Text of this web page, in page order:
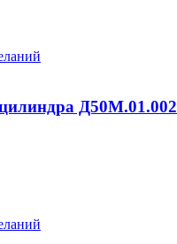
Д50М.01.002